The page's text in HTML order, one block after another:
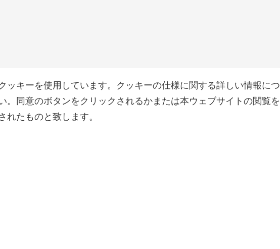
ッキーを使用しています。クッキーの仕様に関する詳しい情報につ
。同意のボタンをクリックされるかまたは本ウェブサイトの閲覧を
れたものと致します。